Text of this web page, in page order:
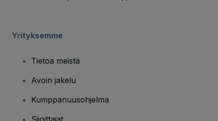
Yrityksemme
Tietoa meistä
Avoin jakelu
Kumppanuusohjelma
Sijoittajat